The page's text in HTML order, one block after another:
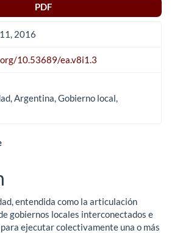
PDF
2016
10.53689/ea.v8i1.3
Argentina, Gobierno local,
entendida como la articulación
gobiernos locales interconectados e
ejecutar colectivamente una o más